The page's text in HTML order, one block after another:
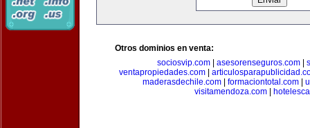
Otros dominios en venta:
sociosvip.com
asesorenseguros.com
ventapropiedades.com
maderasdechile.com| formaciontotal.com|
visitamendoza.com